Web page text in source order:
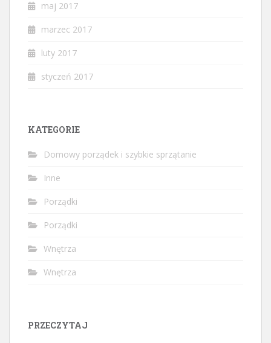
maj 2017
marzec 2017
luty 2017
styczeń 2017
KATEGORIE
Domowy porządek i szybkie sprzątanie
Inne
Porządki
Porządki
Wnętrza
Wnętrza
PRZECZYTAJ